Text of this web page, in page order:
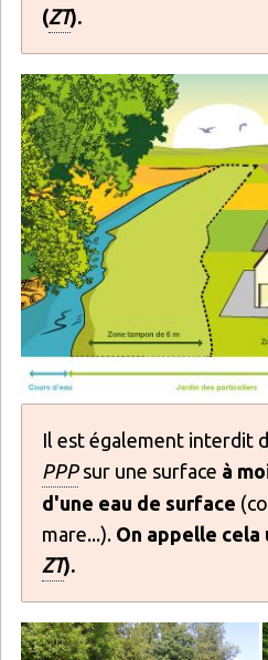
(ZT).
Image
Il est également interdit
PPPsur une surface à
d'une eau de surface
mare...). On appelle cela
ZT).